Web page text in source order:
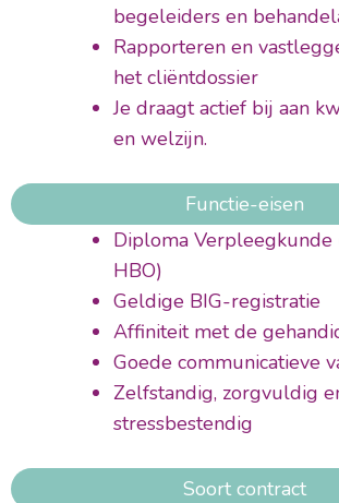
begeleiders en
Rapporteren en
het cliëntdossier
Je draagt actief bij aan
en welzijn.
Functie-eisen
Diploma Verpleegkunde
HBO)
Geldige BIG-registratie
Affiniteit met de
Goede communicatieve
Zelfstandig, zorgvuldig
stressbestendig
Soort contract